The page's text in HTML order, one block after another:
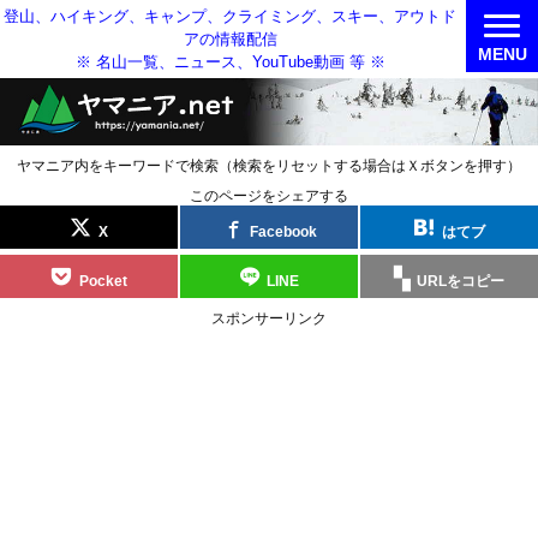
登山、ハイキング、キャンプ、クライミング、スキー、アウトド
アの情報配信
※ 名山一覧、ニュース、YouTube動画 等 ※
ヤマニア内をキーワードで検索（検索をリセットする場合はＸボタンを押す）
MENU
このページをシェアする
X Facebook はてブ
Pocket LINE URLをコピー
スポンサーリンク